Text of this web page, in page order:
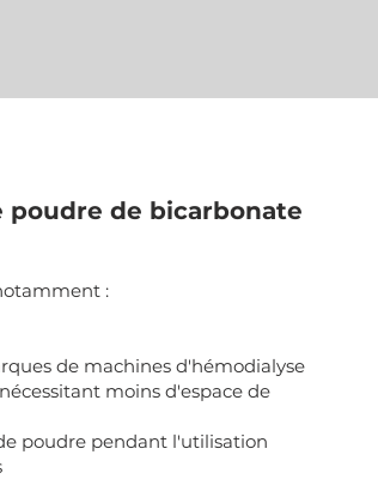
poudre de bicarbonate
:
de machines d'hémodialyse
moins d'espace de
poudre pendant l'utilisation